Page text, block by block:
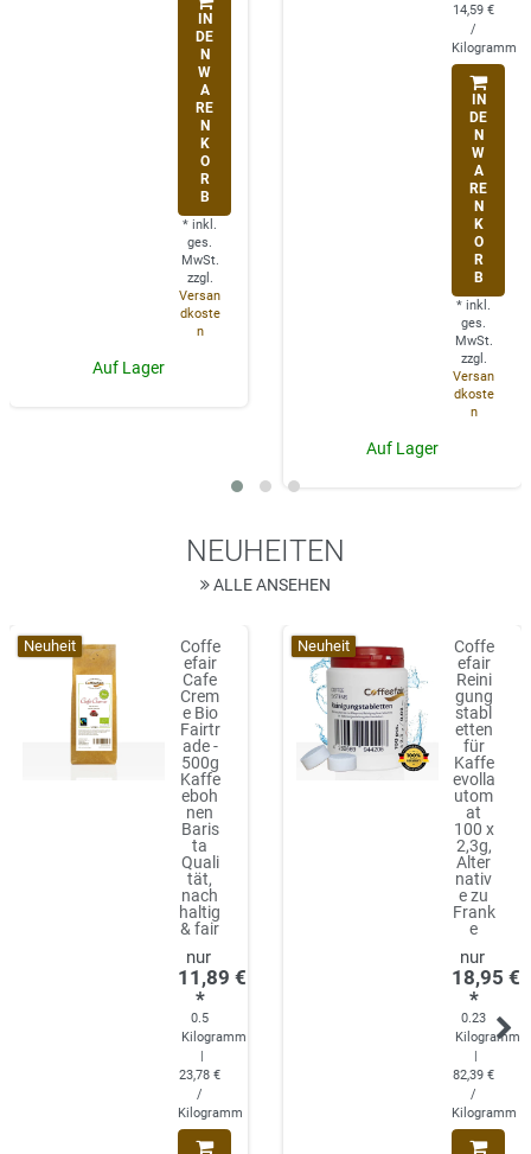
IN
DE
N
W
A
RE
N
K
O
R
B
* inkl.
ges.
MwSt.
zzgl.
Versan
dkoste
n
Auf Lager
14,59 €
/
Kilogramm
IN
DE
N
W
A
RE
N
K
O
R
B
* inkl.
ges.
MwSt.
zzgl.
Versan
dkoste
n
Auf Lager
NEUHEITEN
ALLE ANSEHEN
Neuheit
Coffe
efair
Cafe
Crem
e Bio
Fairtr
ade -
500g
Kaffe
eboh
nen
Baris
ta
Quali
tät,
nach
haltig
& fair
11,89 €
*
0.5
Kilogramm
|
23,78 €
/
Kilogramm
Neuheit
Coffe
efair
Reini
gung
stabl
etten
für
Kaffe
evolla
utom
at
100 x
2,3g,
Alter
nativ
e zu
Frank
e
18,95 €
*
0.23
Kilogramm
|
82,39 €
/
Kilogramm